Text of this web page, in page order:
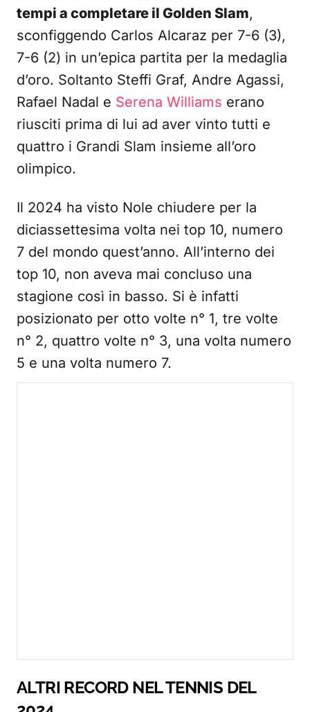
tempi a completare il Golden Slam,
sconfiggendo Carlos Alcaraz per 7-6 (3),
7-6 (2) in un’epica partita per la medaglia
d’oro. Soltanto Steffi Graf, Andre Agassi,
Rafael Nadal e Serena Williams erano
riusciti prima di lui ad aver vinto tutti e
quattro i Grandi Slam insieme all’oro
olimpico.
Il 2024 ha visto Nole chiudere per la
diciassettesima volta nei top 10, numero
7 del mondo quest’anno. All’interno dei
top 10, non aveva mai concluso una
stagione così in basso. Si è infatti
posizionato per otto volte n° 1, tre volte
n° 2, quattro volte n° 3, una volta numero
5 e una volta numero 7.
ALTRI RECORD NEL TENNIS DEL